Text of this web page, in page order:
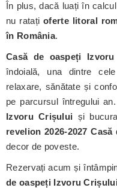
În plus, dacă luați în
nu ratațioferte litoral
în România.
Casă de oaspeți
îndoială, una dintre
relaxare, sănătate și
pe parcursul întregului
Izvoru Crișului și
revelion 2026-2027
decor de poveste.
Rezervați acum și
de oaspeți Izvoru Crișului